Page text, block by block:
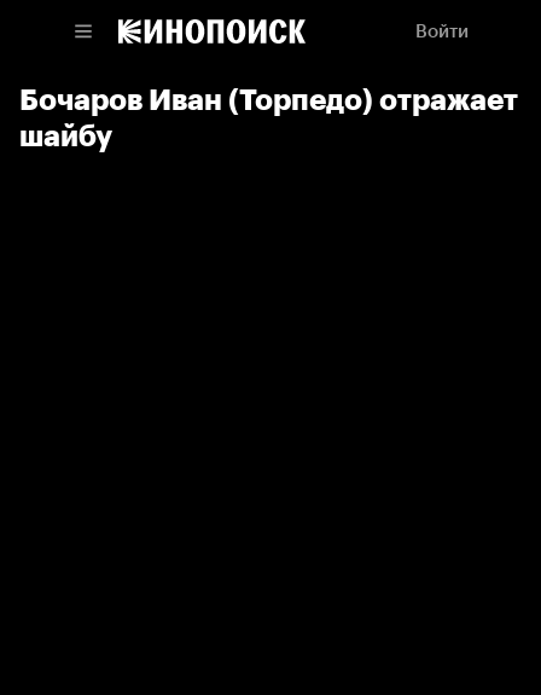
Войти
Бочаров Иван (Торпедо) отражает
шайбу